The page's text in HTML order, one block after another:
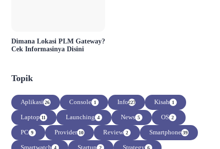
Dimana Lokasi PLM Gateway?
Cek Informasinya Disini
Topik
Aplikasi 26 Console 1 Info227 Kisah 1
Laptop 11 Launching 4 News 5 OS 2
PC 9 Provider 10 Review 2 Smartphone 39
Smartwatch 4 Startup 2 Strategy 6